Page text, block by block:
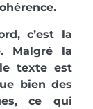
c’est la
Malgré la
texte est
bien des
ce qui